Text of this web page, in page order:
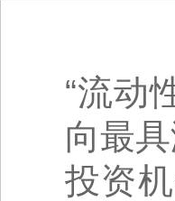
“流动
向最
投资